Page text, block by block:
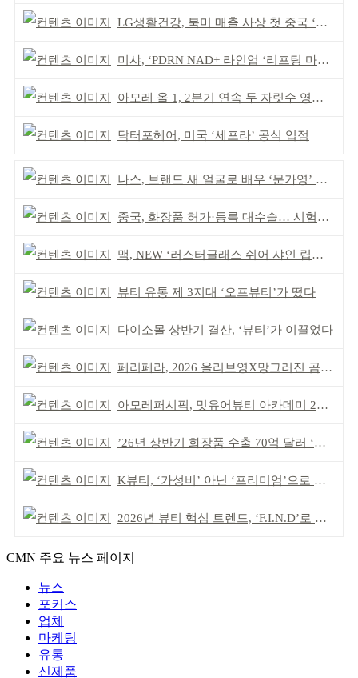
LG생활건강, 북미 매출 사상 첫 중국 ‘추월’
미샤, ‘PDRN NAD+ 라인업 ‘리프팅 마스크’ 출시
아모레 올 1, 2분기 연속 두 자릿수 영업이익률 기록
닥터포헤어, 미국 ‘세포라’ 공식 입점
나스, 브랜드 새 얼굴로 배우 ‘문가영’ 발탁
중국, 화장품 허가·등록 대수술… 시험자료 공용 허용
맥, NEW ‘러스터글래스 쉬어 샤인 립스틱’ 출시
뷰티 유통 제 3지대 ‘오프뷰티’가 떴다
다이소몰 상반기 결산, ‘뷰티’가 이끌었다
페리페라, 2026 올리브영X망그러진 곰 콜라보
아모레퍼시픽, 밋유어뷰티 아카데미 2기 발대식
’26년 상반기 화장품 수출 70억 달러 ‘역대 최고’
K뷰티, ‘가성비’ 아닌 ‘프리미엄’으로 승부걸어야
2026년 뷰티 핵심 트렌드, ‘F.I.N.D’로 읽는다
CMN 주요 뉴스 페이지
뉴스
포커스
업체
마케팅
유통
신제품